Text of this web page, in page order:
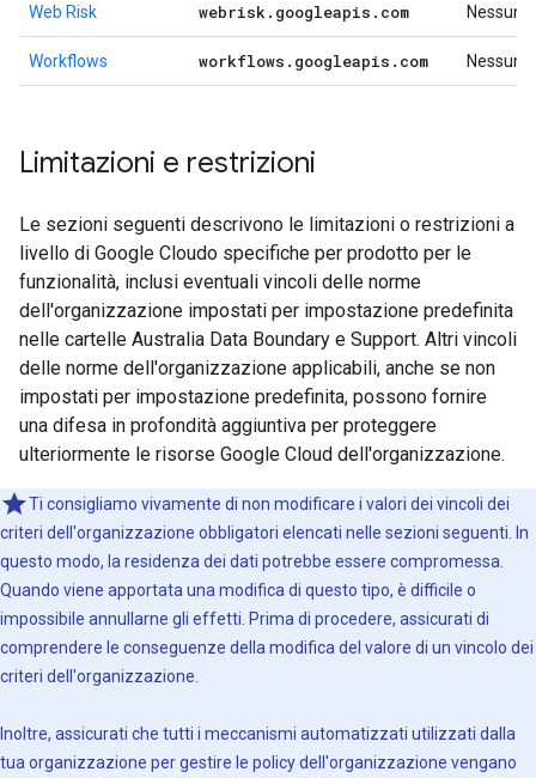
Web Risk webrisk. googleapis . com Nessuno
Workflows workflows . googleapis . com Nessuno
Limitazioni e restrizioni
Le sezioni seguenti descrivono le limitazioni o restrizioni a
livello di Google Cloudo specifiche per prodotto per le
funzionalità, inclusi eventuali vincoli delle norme
dell'organizzazione impostati per impostazione predefinita
nelle cartelle Australia Data Boundary e Support. Altri vincoli
delle norme dell'organizzazione applicabili, anche se non
impostati per impostazione predefinita, possono fornire
una difesa in profondità aggiuntiva per proteggere
ulteriormente le risorse Google Cloud dell'organizzazione.
Ti consigliamo vivamente di non modificare i valori dei vincoli dei
criteri dell'organizzazione obbligatori elencati nelle sezioni seguenti. In
questo modo, la residenza dei dati potrebbe essere compromessa.
Quando viene apportata una modifica di questo tipo, è difficile o
impossibile annullarne gli effetti. Prima di procedere, assicurati di
comprendere le conseguenze della modifica del valore di un vincolo dei
criteri dell'organizzazione.
Inoltre, assicurati che tutti i meccanismi automatizzati utilizzati dalla
tua organizzazione per gestire le policy dell'organizzazione vengano